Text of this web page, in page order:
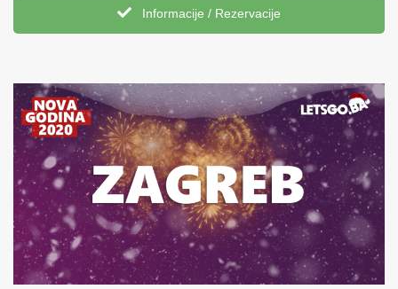
Informacije / Rezervacije